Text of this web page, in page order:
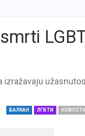
izražavaju
БАЛКАН ЛГБТИ